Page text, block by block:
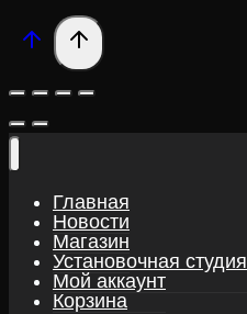
Главная
Новости
Магазин
Установочная студия
Мой аккаунт
Корзина